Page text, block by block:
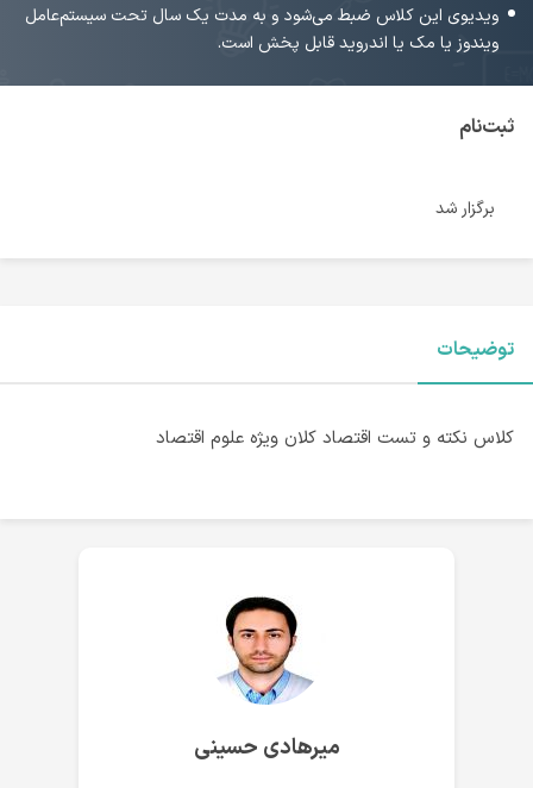
ویدیوی این کلاس ضبط می‌شود و به مدت یک سال تحت سیستم‌عامل
ویندوز یا مک یا اندروید قابل پخش است.
ثبت‌نام
برگزار شد
توضیحات
کلاس نکته و تست اقتصاد کلان ویژه علوم اقتصاد
میرهادی حسینی